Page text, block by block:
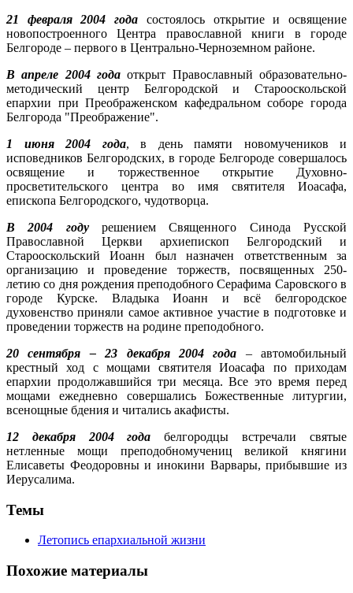
21 февраля 2004 года состоялось открытие и освящение
новопостроенного Центра православной книги в городе
Белгороде – первого в Центрально-Черноземном районе.
В апреле 2004 года открыт Православный образовательно-
методический центр Белгородской и Старооскольской
епархии при Преображенском кафедральном соборе города
Белгорода "Преображение".
1 июня 2004 года, в день памяти новомучеников и
исповедников Белгородских, в городе Белгороде совершалось
освящение и торжественное открытие Духовно-
просветительского центра во имя святителя Иоасафа,
епископа Белгородского, чудотворца.
В 2004 годурешением Священного Синода Русской
Православной Церкви архиепископ Белгородский и
Старооскольский Иоанн был назначен ответственным за
организацию и проведение торжеств, посвященных 250-
летию со дня рождения преподобного Серафима Саровского в
городе Курске. Владыка Иоанн и всё белгородское
духовенство приняли самое активное участие в подготовке и
проведении торжеств на родине преподобного.
20 сентября – 23 декабря 2004 года – автомобильный
крестный ход с мощами святителя Иоасафа по приходам
епархии продолжавшийся три месяца. Все это время перед
мощами ежедневно совершались Божественные литургии,
всенощные бдения и читались акафисты.
12 декабря 2004 года белгородцы встречали святые
нетленные мощи преподобномучениц великой княгини
Елисаветы Феодоровны и инокини Варвары, прибывшие из
Иерусалима.
Темы
Летопись епархиальной жизни
Похожие материалы